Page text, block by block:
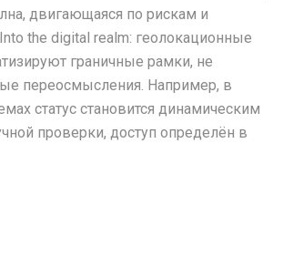
двигающаяся по рискам и
the digital realm: геолокационные
граничные рамки, не
переосмысления. Например, в
статус становится динамическим
проверки, доступ определён в